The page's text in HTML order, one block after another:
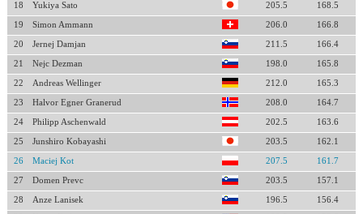
18 Yukiya Sato 205.5 168.5
19 Simon Ammann 206.0 166.8
20 Jernej Damjan 211.5 166.4
21 Nejc Dezman 198.0 165.8
22 Andreas Wellinger 212.0 165.3
23 Halvor Egner Granerud 208.0 164.7
24 Philipp Aschenwald 202.5 163.6
25 Junshiro Kobayashi 203.5 162.1
26 Maciej Kot 207.5 161.7
27 Domen Prevc 203.5 157.1
28 Anze Lanisek 196.5 156.4